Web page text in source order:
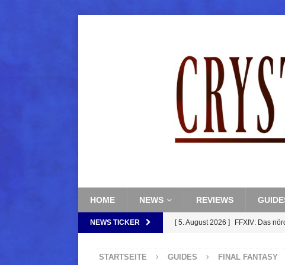
HOME NEWS REVIEWS
NEWS TICKER [ 5. August 2026 ] FFXIV: Das
FFXIV: Das
STARTSEITE GUIDES FINAL FANTASY